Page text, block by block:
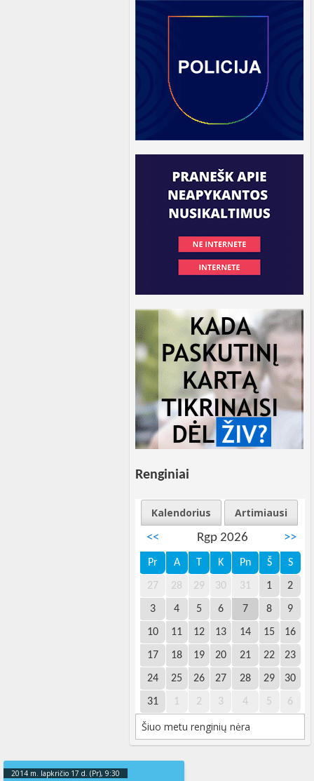
Renginiai
Kalendorius
Artimiausi
<<
Rgp 2026 >>
Pr A T K Pn Š S
27 28 29 30 31 1 2
3 4 5 6 7 8 9
10 11 12 13 14 15 16
17 18 19 20 21 22 23
24 25 26 27 28 29 30
31 1 2 3 4 5 6
Šiuo metu renginių nėra
2014 m. lapkričio 17 d. (Pr), 9:30